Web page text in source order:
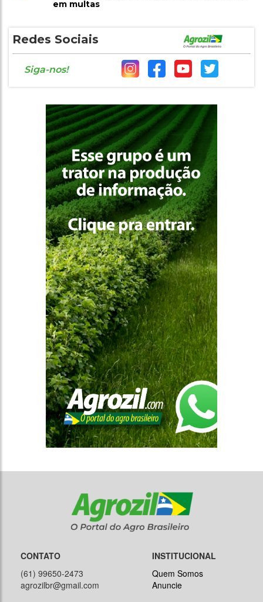
em multas
Redes Sociais
Siga-nos!
CONTATO
(61) 99650-2473
agrozilbr@gmail.com
INSTITUCIONAL
Quem Somos
Anuncie